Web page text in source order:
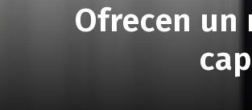
Ofrecen un